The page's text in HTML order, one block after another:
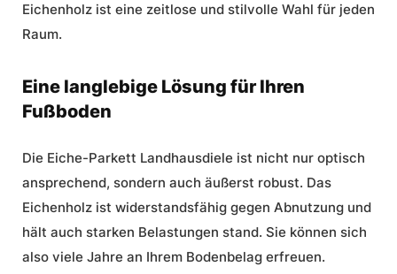
Eichenholz ist eine zeitlose und stilvolle Wahl für jeden
Raum.
Eine langlebige Lösung für Ihren
Fußboden
Die Eiche-Parkett Landhausdiele ist nicht nur optisch
ansprechend, sondern auch äußerst robust. Das
Eichenholz ist widerstandsfähig gegen Abnutzung und
hält auch starken Belastungen stand. Sie können sich
also viele Jahre an Ihrem Bodenbelag erfreuen.